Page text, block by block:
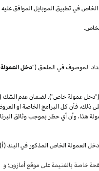
الخاص في تطبيق الموبايل الموافق
الموصوف في الملحق ("دخل العمولة
عمولة خاص"). لضمان عدم الشك
ذلك،فأن كل البرامج الخاصة او
هذا،وأن أي حظر بموجب وثائق
العمولة الخاص المذكور في
خاصة بالغنيمة على موقع أمازون؛ و